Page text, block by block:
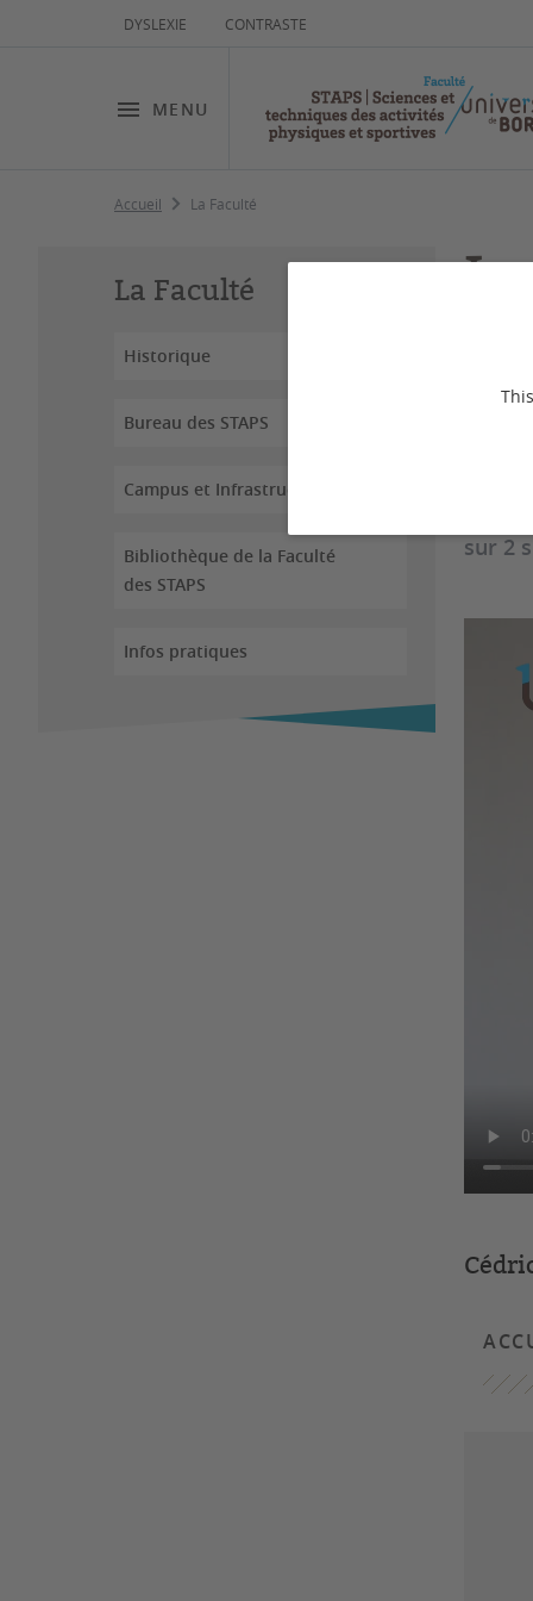
DYSLEXIE CONTRASTE
MENU
Accueil La Faculté
La Faculté
Historique
Bureau des STAPS
Campus et Infrastructures
Bibliothèque de la Faculté
des STAPS
Infos pratiques
sur 2